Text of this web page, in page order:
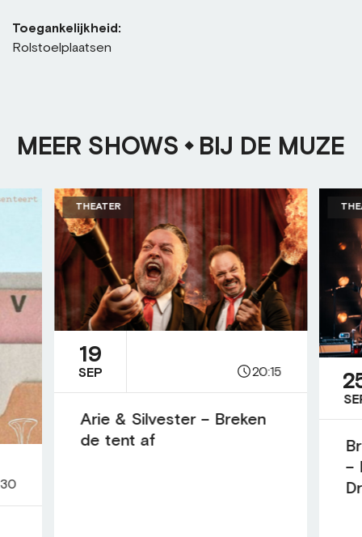
Toegankelijkheid:
Rolstoelplaatsen
MEER SHOWS BIJ DE MUZE
THEATER
19
SEP 20:15
Arie & Silvester – Breken
de tent af
–